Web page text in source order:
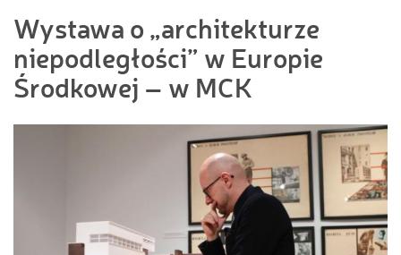
Wystawa o „architekturze
niepodległości” w Europie
Środkowej – w MCK